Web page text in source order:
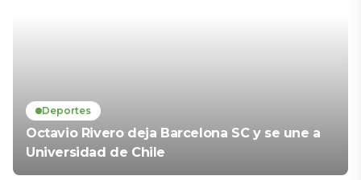
Deportes
Octavio Rivero deja Barcelona SC y se une a
Universidad de Chile